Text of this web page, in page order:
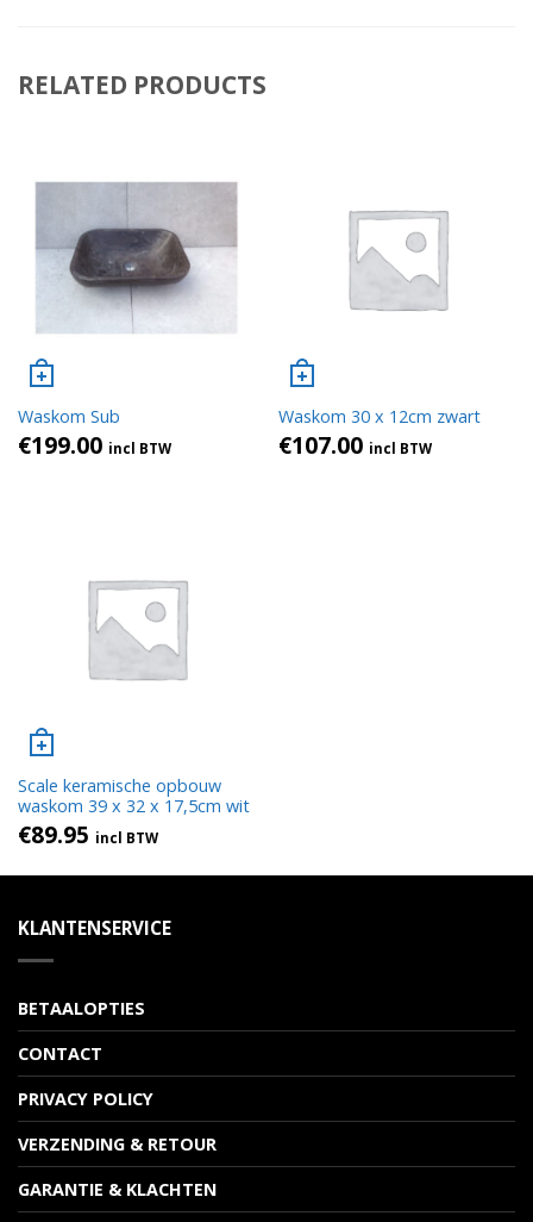
RELATED PRODUCTS
Waskom Sub
€199.00 incl BTW
Waskom 30 x 12cm zwart
€107.00 incl BTW
Scale keramische opbouw
waskom 39 x 32 x 17,5cm wit
€89.95 incl BTW
KLANTENSERVICE
BETAALOPTIES
CONTACT
PRIVACY POLICY
VERZENDING & RETOUR
GARANTIE & KLACHTEN